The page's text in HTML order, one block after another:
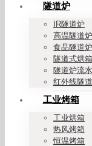
隧道炉
IR隧道炉
高温隧道炉
食品隧道炉
隧道式烘箱
隧道炉流
红外线隧
工业烤箱
工业烘箱
热风烤箱
恒温烤箱